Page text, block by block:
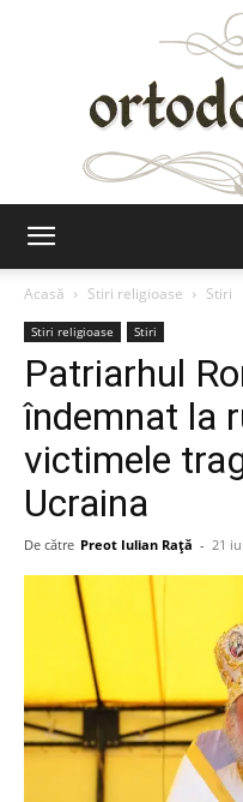
Acasă
Stiri religioase Stiri
Stiri religioase Stiri
Patriarhul
îndemnat la
victimele
Ucraina
De către Preot Iulian Raţă - 21